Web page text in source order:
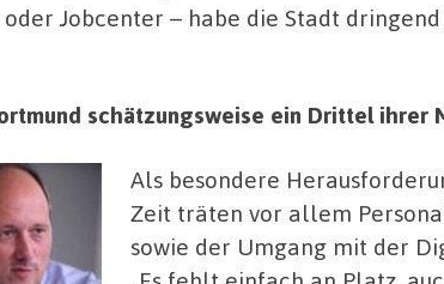
Jobcenter – habe die Stadt
schätzungsweise ein Drittel ihrer
Als besondere
Zeit träten vor allem
sowie der Umgang mit der